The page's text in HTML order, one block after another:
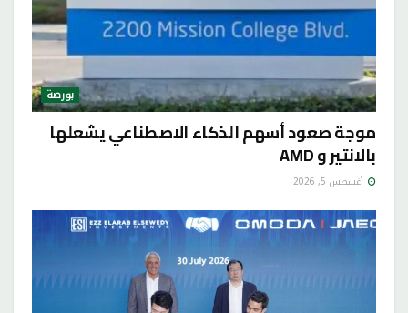
بورصة
موجة صعود أسهم الذكاء الاصطناعي يشعلها
بالانتير و AMD
أغسطس 5, 2026